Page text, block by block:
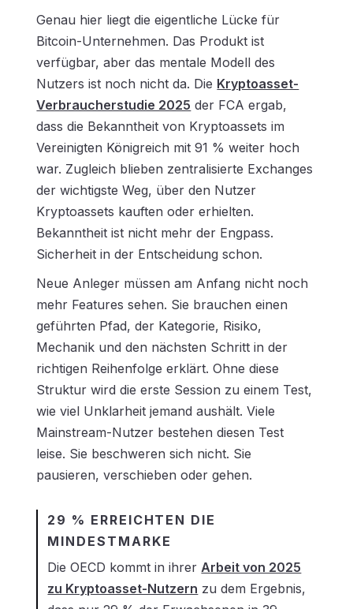
Genau hier liegt die eigentliche Lücke für
Bitcoin-Unternehmen. Das Produkt ist
verfügbar, aber das mentale Modell des
Nutzers ist noch nicht da. Die Kryptoasset-
Verbraucherstudie 2025 der FCA ergab,
dass die Bekanntheit von Kryptoassets im
Vereinigten Königreich mit 91 % weiter hoch
war. Zugleich blieben zentralisierte Exchanges
der wichtigste Weg, über den Nutzer
Kryptoassets kauften oder erhielten.
Bekanntheit ist nicht mehr der Engpass.
Sicherheit in der Entscheidung schon.
Neue Anleger müssen am Anfang nicht noch
mehr Features sehen. Sie brauchen einen
geführten Pfad, der Kategorie, Risiko,
Mechanik und den nächsten Schritt in der
richtigen Reihenfolge erklärt. Ohne diese
Struktur wird die erste Session zu einem Test,
wie viel Unklarheit jemand aushält. Viele
Mainstream-Nutzer bestehen diesen Test
leise. Sie beschweren sich nicht. Sie
pausieren, verschieben oder gehen.
29 % ERREICHTEN DIE
MINDESTMARKE
Die OECD kommt in ihrerArbeit von 2025
zu Kryptoasset-Nutzern zu dem Ergebnis,